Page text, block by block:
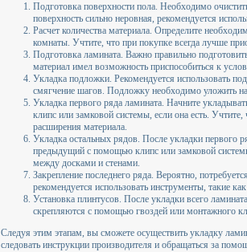
Подготовка поверхности пола. Необходимо
поверхность сильно неровная, рекомендуется
Расчет количества материала. Определите
комнаты. Учтите, что при покупке всегда лучше
Подготовка ламината. Важно правильно
материал имел возможность приспособиться к
Укладка подложки. Рекомендуется использовать
смягчение шагов. Подложку необходимо уложить
Укладка первого ряда ламината. Начните
клипс или замковой системы, если она есть.
расширения материала.
Укладка остальных рядов. После укладки первого
предыдущий с помощью клипс или замковой
между досками и стенами.
Закрепление последнего ряда. Вероятно,
рекомендуется использовать инструменты, такие
Установка плинтусов. После укладки всего
скрепляются с помощью гвоздей или монтажного
Следуя этим этапам, вы сможете осуществить укладку
следовать инструкции производителя и обращаться за